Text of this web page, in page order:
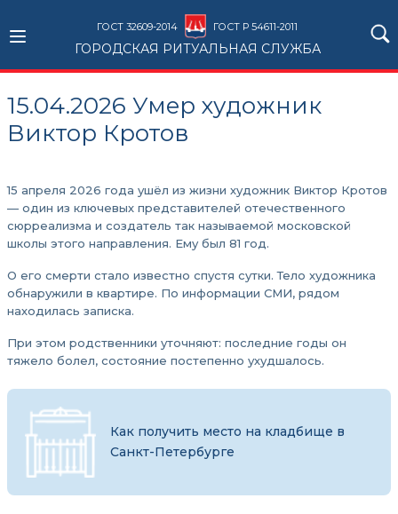
ГОСТ 32609-2014 ГОСТ Р 54611-2011
ГОРОДСКАЯ РИТУАЛЬНАЯ СЛУЖБА
15.04.2026 Умер художник
Виктор Кротов
15 апреля 2026 года ушёл из жизни художник Виктор Кротов
— один из ключевых представителей отечественного
сюрреализма и создатель так называемой московской
школы этого направления. Ему был 81 год.
О его смерти стало известно спустя сутки. Тело художника
обнаружили в квартире. По информации СМИ, рядом
находилась записка.
При этом родственники уточняют: последние годы он
тяжело болел, состояние постепенно ухудшалось.
Как получить место на кладбище в
Санкт-Петербурге